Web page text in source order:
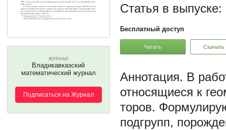
ЖУРНАЛ
Владикавказский
математический журнал
Подписаться на Журнал
Статья в выпуске:
Бесплатный доступ
Читать Скачать
В
относящиеся к
торов.
подгрупп,